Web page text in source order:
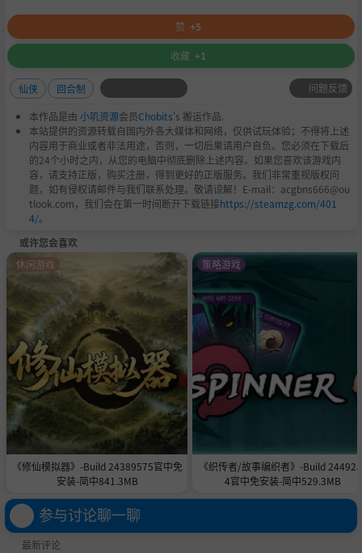
赞 +5
收藏 +1
仙侠 回合制 问题反馈
本作品是由 小叽资源会员Chobits's 搬运作品.
本站提供的资源转载自国内外各大媒体和网络，仅供试玩体验；不得将上述
内容用于商业或者非法用途，否则，一切后果请用户自负。您必须在下载后
的24个小时之内，从您的电脑中彻底删除上述内容。如果您喜欢该游戏内
容，请支持正版，购买注册，得到更好的正版服务。我们非常重视版权问
题，如有侵权请邮件与我们联系处理。敬请谅解！E-mail：acgbns666@ou
tlook.com，我们会在第一时间断开下载链接https://steamzg.com/401
4/。
或许您会喜欢
《修仙模拟器》-Build 24389575官中免
安装-简中841.3MB
休闲游戏
《织传者/故事编织者》-Build
4官中免安装-简中529.3MB
策略游戏
参与讨论聊一聊
最新评论